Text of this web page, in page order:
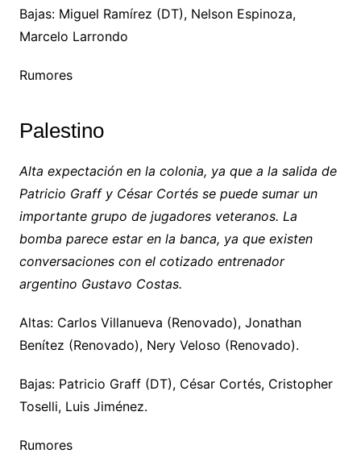
Bajas: Miguel Ramírez (DT), Nelson Espinoza,
Marcelo Larrondo
Rumores
Palestino
Alta expectación en la colonia, ya que a la salida de
Patricio Graff y César Cortés se puede sumar un
importante grupo de jugadores veteranos. La
bomba parece estar en la banca, ya que existen
conversaciones con el cotizado entrenador
argentino Gustavo Costas.
Altas: Carlos Villanueva (Renovado), Jonathan
Benítez (Renovado), Nery Veloso (Renovado).
Bajas: Patricio Graff (DT), César Cortés, Cristopher
Toselli, Luis Jiménez.
Rumores